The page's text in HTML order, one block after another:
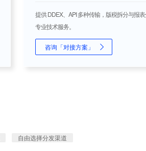
提供 DDEX、API 多种传输，版税拆分与报
专业技术服务。
咨询「对接方案」
自由选择分发渠道